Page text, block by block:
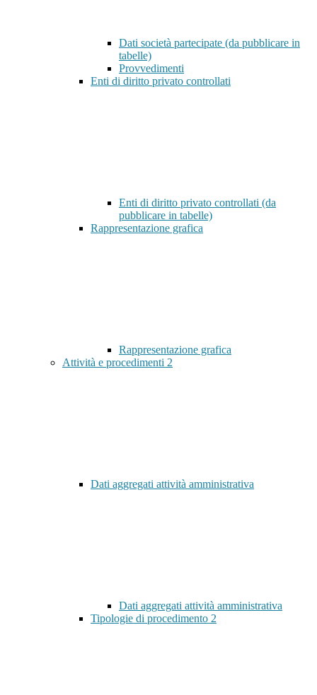
Dati società partecipate (da pubblicare in
tabelle)
Provvedimenti
Enti di diritto privato controllati
Enti di diritto privato controllati (da
pubblicare in tabelle)
Rappresentazione grafica
Rappresentazione grafica
Attività e procedimenti 2
Dati aggregati attività amministrativa
Dati aggregati attività amministrativa
Tipologie di procedimento 2